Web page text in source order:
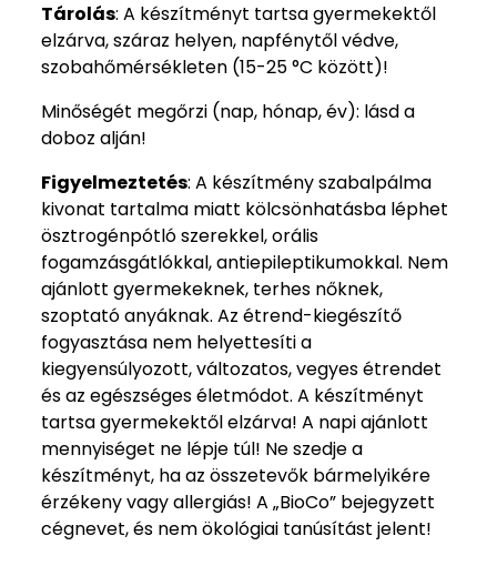
Tárolás: A készítményt tartsa gyermekektől
elzárva, száraz helyen, napfénytől védve,
szobahőmérsékleten (15-25 °C között)!
Minőségét megőrzi (nap, hónap, év): lásd a
doboz alján!
Figyelmeztetés: ​A készítmény szabalpálma
kivonat tartalma miatt kölcsönhatásba léphet
ösztrogénpótló szerekkel, orális
fogamzásgátlókkal, antiepileptikumokkal. Nem
ajánlott gyermekeknek, terhes nőknek,
szoptató anyáknak. Az étrend-kiegészítő
fogyasztása nem helyettesíti a
kiegyensúlyozott, változatos, vegyes étrendet
és az egészséges életmódot. A készítményt
tartsa gyermekektől elzárva! A napi ajánlott
mennyiséget ne lépje túl! Ne szedje a
készítményt, ha az összetevők bármelyikére
érzékeny vagy allergiás! A „BioCo” bejegyzett
cégnevet, és nem ökológiai tanúsítást jelent!